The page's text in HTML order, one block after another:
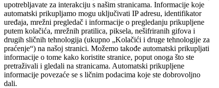
upotrebljavate za interakciju s našim stranicama. Informacije koje
automatski prikupljamo mogu uključivati IP adresu, identifikator
uređaja, mrežni pregledač i informacije o pregledanju prikupljene
putem kolačića, mrežnih pratilica, piksela, nešifriranih gifova i
drugih sličnih tehnologija (ukupno „Kolačići i druge tehnologije za
praćenje“) na našoj stranici. Možemo takođe automatski prikupljati
informacije o tome kako koristite stranice, poput onoga što ste
pretraživali i gledali na stranicama. Automatski prikupljene
informacije povezaće se s ličnim podacima koje ste dobrovoljno
dali.